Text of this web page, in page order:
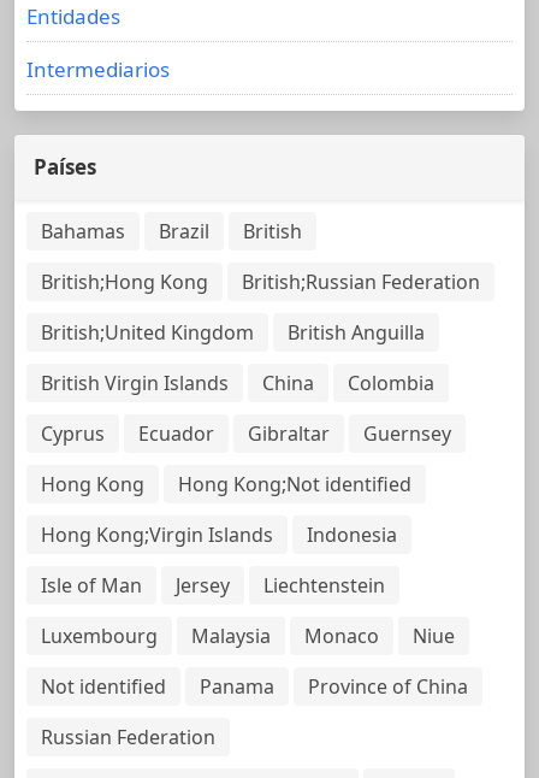
Entidades
Intermediarios
Países
Bahamas Brazil
British
British;Hong Kong
British;Russian Federation
British;United Kingdom
British Anguilla
British Virgin Islands
China
Colombia
Cyprus
Ecuador Gibraltar
Guernsey
Hong Kong
Hong Kong;Not identified
Hong Kong;Virgin Islands
Indonesia
Isle of Man
Jersey
Liechtenstein
Luxembourg
Malaysia Monaco
Niue
Not identified
Panama
Province of China
Russian Federation